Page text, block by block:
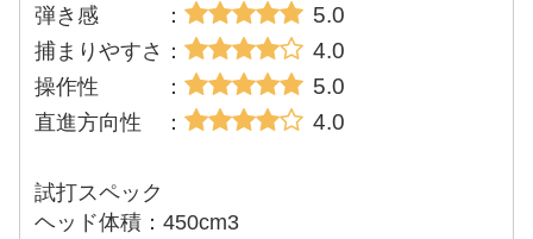
弾き感 ： 5.0
捕まりやすさ： 4.0
操作性 ： 5.0
直進方向性 ： 4.0
試打スペック
ヘッド体積：450cm3